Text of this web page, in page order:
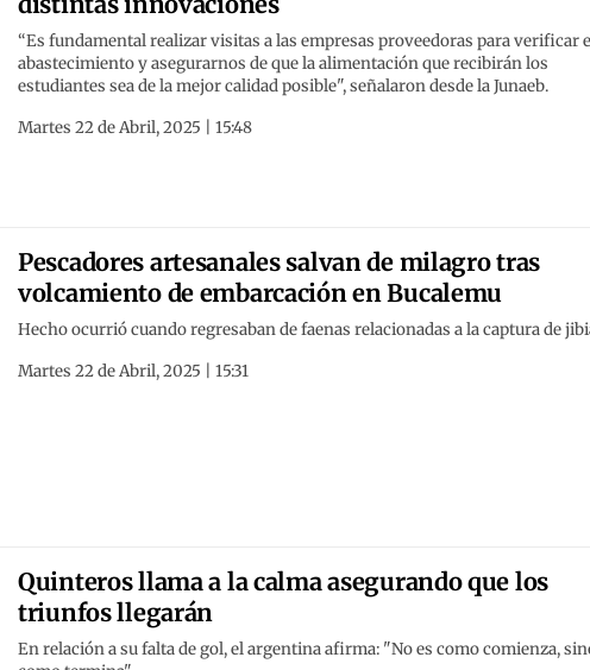
“Es fundamental realizar visitas a las empresas proveedoras para verificar
abastecimiento y asegurarnos de que la alimentación que recibirán los
estudiantes sea de la mejor calidad posible", señalaron desde la Junaeb.
Martes 22 de Abril, 2025 | 15:48
Pescadores artesanales salvan de milagro tras
volcamiento de embarcación en Bucalemu
Hecho ocurrió cuando regresaban de faenas relacionadas a la captura de
Martes 22 de Abril, 2025 | 15:31
Quinteros llama a la calma asegurando que los
triunfos llegarán
En relación a su falta de gol, el argentina afirma: "No es como comienza,